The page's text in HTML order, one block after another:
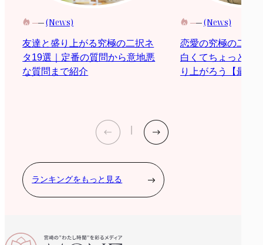
(News)
友達と盛り上がる究極の二択ネ
タ19選｜定番の質問から意地悪
な質問まで紹介
(News)
恋愛の究極の二択
白くてちょっと際
り上がろう【最新
ランキングをもっと見る